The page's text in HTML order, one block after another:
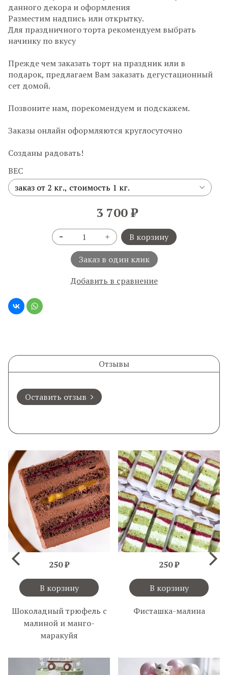
данного декора и оформления
Разместим надпись или открытку.
Для праздничного торта рекомендуем выбрать
начинку по вкусу
Прежде чем заказать торт на праздник или в
подарок, предлагаем Вам заказать дегустационный
сет домой.
Позвоните нам, порекомендуем и подскажем.
Заказы онлайн оформляются круглосуточно
Созданы радовать!
ВЕС
3 700 ₽
В корзину
Заказ в один клик
Добавить в сравнение
Отзывы
Оставить отзыв
250 ₽
В корзину
Шоколадный трюфель с
малиной и манго-
маракуйя
250 ₽
В корзину
Фисташка-малина